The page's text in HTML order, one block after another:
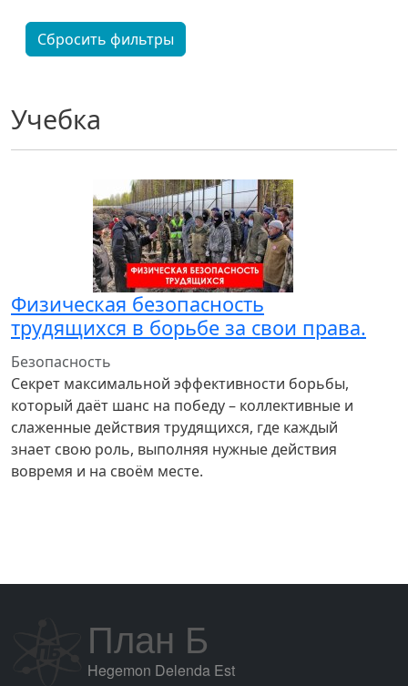
Учебка
Физическая безопасность
трудящихся в борьбе за свои права.
Безопасность
Секрет максимальной эффективности борьбы,
который даёт шанс на победу – коллективные и
слаженные действия трудящихся, где каждый
знает свою роль, выполняя нужные действия
вовремя и на своём месте.
Сбросить фильтры
План Б
Hegemon Delenda Est